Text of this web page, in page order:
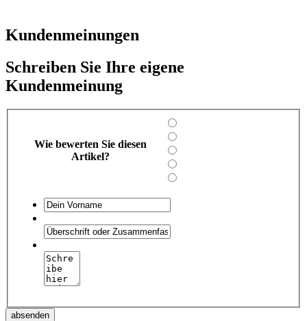
Kundenmeinungen
Schreiben Sie Ihre eigene
Kundenmeinung
Wie bewerten Sie diesen
Artikel?
absenden